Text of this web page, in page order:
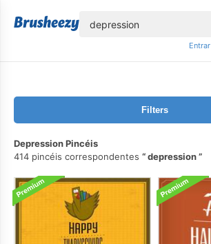
Entrar
Filters
Depression Pincéis
414 pincéis correspondentes
depression